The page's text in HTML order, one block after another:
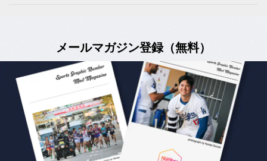
メールマガジン登録（無料）